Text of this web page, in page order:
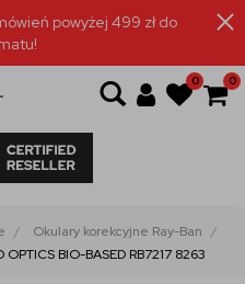
powyżej 499 zł do
0 0
Okulary korekcyjne Ray-Ban
BIO-BASED RB7217 8263